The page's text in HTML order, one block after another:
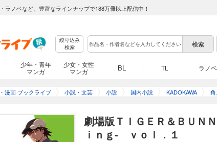
ラノベなど、豊富なラインナップで188万冊以上配信中！
絞り込み
検索
少年・青年
マンガ
少女・女性
マンガ
BL TL ラノベ
漫画 ブックライブ 小説・文芸 小説 国内小説 KADOKAWA
劇場版ＴＩＧＥＲ＆ＢＵＮ
ｉｎｇ- ｖｏｌ．１